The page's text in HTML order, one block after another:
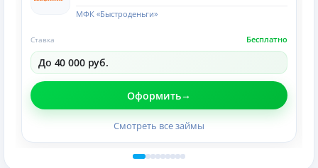
МФК «Быстроденьги»
Бесплатно
Ставка
До 40 000 руб.
Оформить
Смотреть все займы